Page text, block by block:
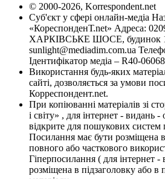
© 2000-2026, Korrespondent.net
Суб'єкт у сфері онлайн-медіа
«КореспонденТ.net» Адреса:
ХАРКІВСЬКЕ ШОСЕ, будинок
sunlight@mediadim.com.ua
Ідентифікатор медіа – R40-06068
Використання будь-яких
сайті, дозволяється за умови
Корреспондент.net.
При копіюванні матеріалів зі
і світу» , для інтернет - видань
відкрите для пошукових систем
Посилання має бути розміщена в
повного або часткового
Гіперпосилання ( для інтернет
розміщена в підзаголовку або в